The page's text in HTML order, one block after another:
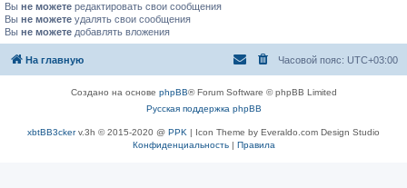
Вы не можете редактировать свои сообщения
Вы не можете удалять свои сообщения
Вы не можете добавлять вложения
На главную Часовой пояс: UTC+03:00
Создано на основе phpBB® Forum Software © phpBB Limited
Русская поддержка phpBB
xbtBB3ckerv.3h © 2015-2020 @ PPK | Icon Theme by Everaldo.com Design Studio
Конфиденциальность| Правила